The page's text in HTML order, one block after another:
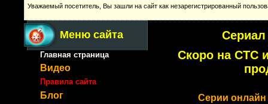
Уважаемый посетитель, Вы зашли на сайт как незарегистрированный
Меню сайта
Главная страница
Видео
Правила сайта
Блог
Сериал
Скоро на СТС
Серии онлайн